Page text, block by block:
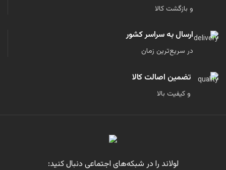
و بازگشت کالا
ارسال به سراسر کشور
در سریع‌ترین زمان
تضمین اصالت کالا
و کیفیت بالا
لولاند را در شبکه‌های اجتماعی دنبال کنید: